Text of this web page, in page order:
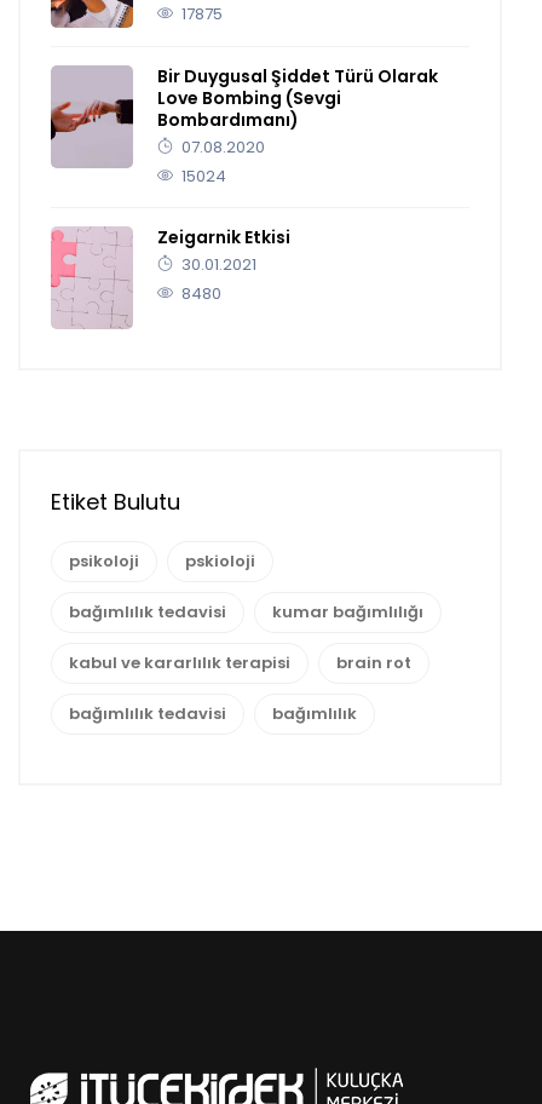
17875
Bir Duygusal Şiddet Türü Olarak
Love Bombing (Sevgi
Bombardımanı)
07.08.2020
15024
Zeigarnik Etkisi
30.01.2021
8480
Etiket Bulutu
psikoloji pskioloji
bağımlılık tedavisi kumar bağımlılığı
kabul ve kararlılık terapisi brain rot
bağımlılık tedavisi bağımlılık